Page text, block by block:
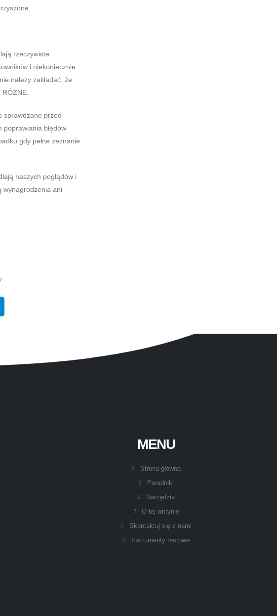
rzeczywiste
i niekoniecznie
należy zakładać, że
sprawdzane przed
błędów
gdy pełne zeznanie
naszych poglądów i
wynagrodzenia ani
MENU
Strona główna
Poradniki
Narzędzia
O tej witrynie
Skontaktuj się z nami
Instrumenty testowe